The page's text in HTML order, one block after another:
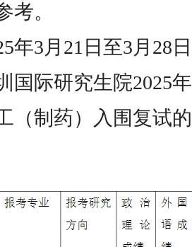
考。
年3月21日至3月28日
国际研究生院2025
（制药）入围复试